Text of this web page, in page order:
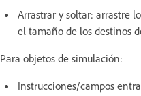
Arrastrar y soltar: arrastre
el tamaño de los destinos
Para objetos de simulación:
Instrucciones/campos